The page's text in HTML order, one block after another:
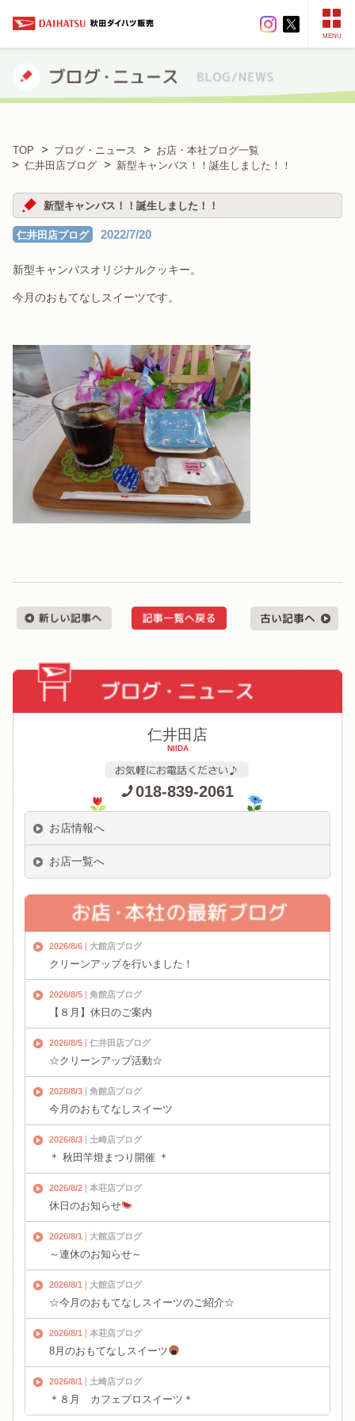
MENU
TOP ブログ・ニュース
お店・本社ブログ一覧
仁井田店ブログ
新型キャンバス！！誕生しました！！
新型キャンバス！！誕生しました！！
仁井田店ブログ 2022/7/20
新型キャンバスオリジナルクッキー。
今月のおもてなしスイーツです。
仁井田店
NIIDA
018-839-2061
お店情報へ
お店一覧へ
2026/8/6 大館店ブログ
クリーンアップを行いました！
2026/8/5 角館店ブログ
【８月】休日のご案内
2026/8/5 仁井田店ブログ
☆クリーンアップ活動☆
2026/8/3 角館店ブログ
今月のおもてなしスイーツ
2026/8/3 土崎店ブログ
＊ 秋田竿燈まつり開催 ＊
2026/8/2 本荘店ブログ
休日のお知らせ
2026/8/1 大館店ブログ
～連休のお知らせ～
2026/8/1 大館店ブログ
☆今月のおもてなしスイーツのご紹介☆
2026/8/1 本荘店ブログ
8月のおもてなしスイーツ
2026/8/1 土崎店ブログ
＊８月 カフェプロスイーツ＊